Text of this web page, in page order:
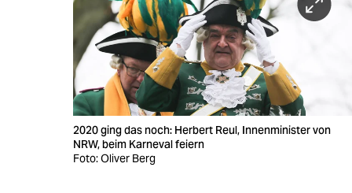
2020 ging das noch: Herbert Reul, Innenminister von
NRW, beim Karneval feiern
Foto: Oliver Berg